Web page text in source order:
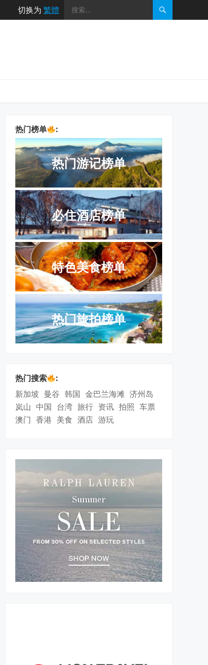
切换为 繁體
热门榜单 :
热门游记榜单
必住酒店榜单
特色美食榜单
热门旅拍榜单
热门搜索
:
新加坡 曼谷 韩国 金巴兰海滩 济州岛
岚山 中国 台湾 旅行 资讯 拍照 车票
澳门 香港 美食 酒店 游玩